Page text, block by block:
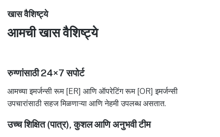
खास वैशिष्ट्ये
आमची खास वैशिष्ट्ये
रुग्णांसाठी 24×7 सपोर्ट
आमच्या इमर्जन्सी रूम [ER] आणि ऑपरेटिंग रूम [OR] इमर्जन्सी
उपचारांसाठी सहज मिळणाऱ्या आणि नेहमी उपलब्ध असतात.
उच्च शिक्षित (पात्र), कुशल आणि अनुभवी टीम